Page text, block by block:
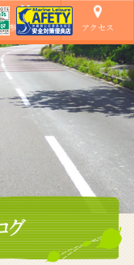
ご参加の方へ アクセス